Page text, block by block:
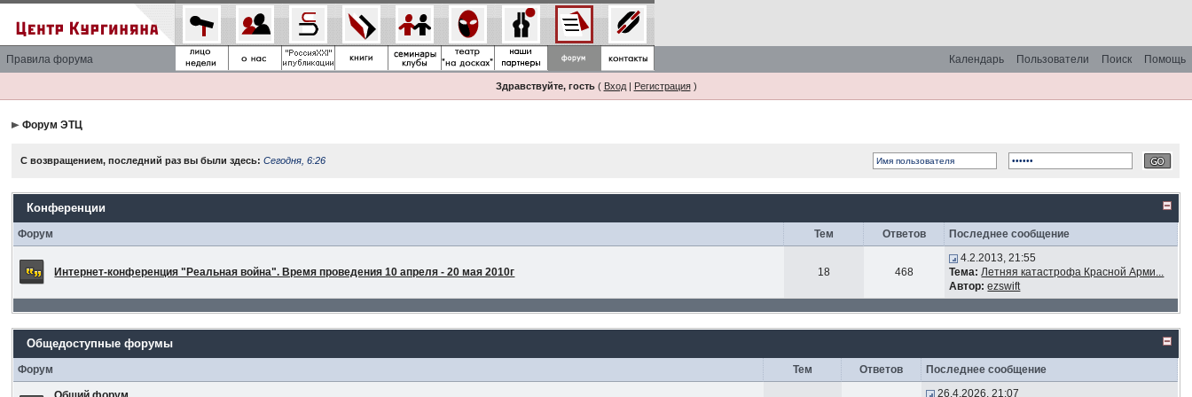
Правила форума Помощь
Поиск
Пользователи
Календарь
Здравствуйте, гость( Вход| Регистрация)
Форум ЭТЦ
С возвращением, последний раз вы были здесь:Сегодня, 6:26
Конференции
Форум Тем Ответов Последнее сообщение
Интернет-конференция "Реальная война". Время проведения 10 апреля - 20 мая 2010г 18 468
4.2.2013, 21:55
Тема: Летняя катастрофа Красной Арми...
Автор: ezswift
Общедоступные форумы
Форум Тем Ответов Последнее сообщение
26.4.2026, 21:07